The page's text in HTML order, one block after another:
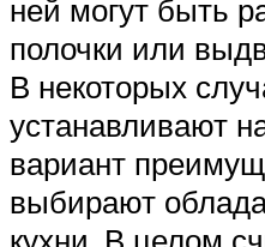
ней могут быть
полочки или
В некоторых
устанавливают
вариант
выбирают